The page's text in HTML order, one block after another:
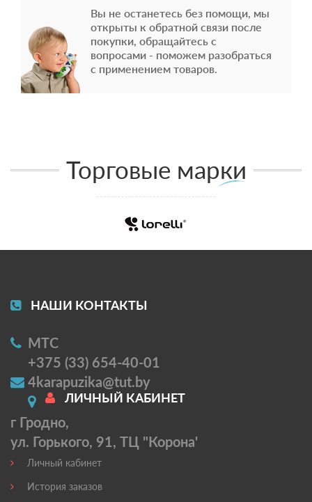
Вы не останетесь без помощи, мы
открыты к обратной связи после
покупки, обращайтесь с
вопросами - поможем разобраться
с применением товаров.
Торговые марки
НАШИ КОНТАКТЫ
МТС
+375 (33) 654-40-01
4karapuzika@tut.by
г Гродно,
ул. Горького, 91, ТЦ "Корона'
ЛИЧНЫЙ КАБИНЕТ
Личный кабинет
История заказов